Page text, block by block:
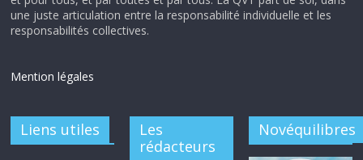
une juste articulation entre la responsabilité individuelle et les
responsabilités collectives.
Mention légales
Liens utiles
Les
rédacteurs
Novéquilibres